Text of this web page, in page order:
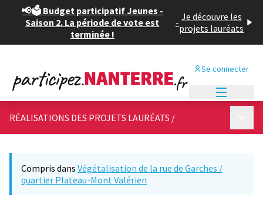
📢🗳️ Budget participatif Jeunes -
Saison 2. La période de vote est
terminée !
- Je découvre les
projets lauréats
Se connecter
RÉALISATIONS DES PROJETS LAURÉATS /
Compris dans Végétalisation de la rue de Garches /
quartier Plateau-Mont Valérien